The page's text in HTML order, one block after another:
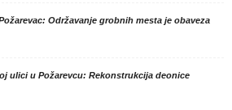
Održavanje grobnih mesta je obaveza
ulici u Požarevcu: Rekonstrukcija deonice